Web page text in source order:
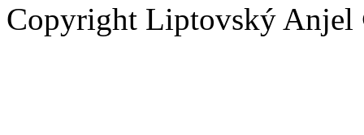
Copyright Liptovský Anjel